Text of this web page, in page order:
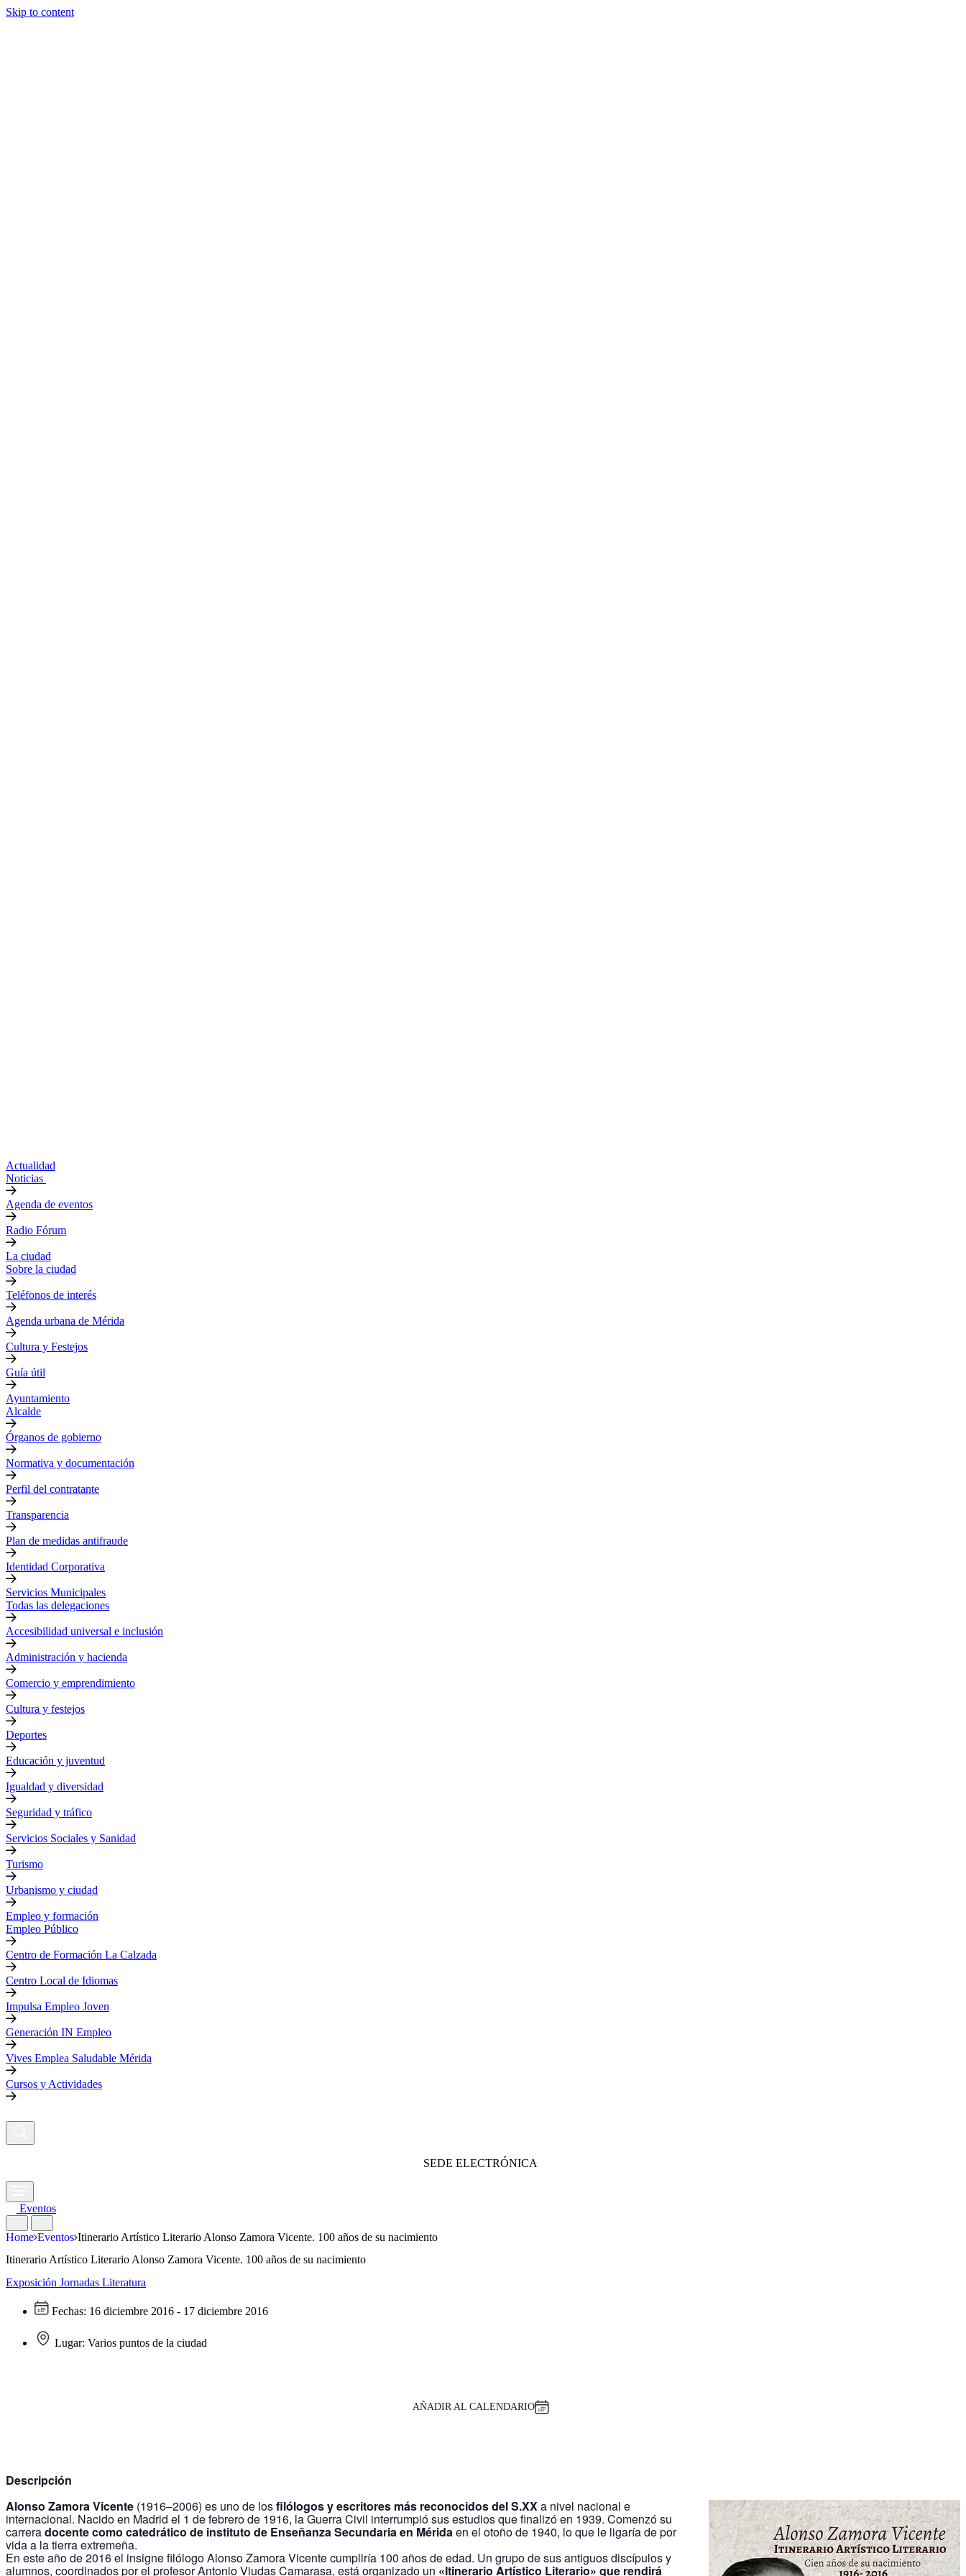
Skip to content
Actualidad
Noticias
Agenda de eventos
Radio Fórum
La ciudad
Sobre la ciudad
Teléfonos de interés
Agenda urbana de Mérida
Cultura y Festejos
Guía útil
Ayuntamiento
Alcalde
Órganos de gobierno
Normativa y documentación
Perfil del contratante
Transparencia
Plan de medidas antifraude
Identidad Corporativa
Servicios Municipales
Todas las delegaciones
Accesibilidad universal e inclusión
Administración y hacienda
Comercio y emprendimiento
Cultura y festejos
Deportes
Educación y juventud
Igualdad y diversidad
Seguridad y tráfico
Servicios Sociales y Sanidad
Turismo
Urbanismo y ciudad
Empleo y formación
Empleo Público
Centro de Formación La Calzada
Centro Local de Idiomas
Impulsa Empleo Joven
Generación IN Empleo
Vives Emplea Saludable Mérida
Cursos y Actividades
SEDE ELECTRÓNICA
Eventos
Home Eventos Itinerario Artístico Literario Alonso Zamora Vicente. 100 años de su nacimiento
Itinerario Artístico Literario Alonso Zamora Vicente. 100 años de su nacimiento
Exposición Jornadas Literatura
Fechas: 16 diciembre 2016 - 17 diciembre 2016
Lugar: Varios puntos de la ciudad
AÑADIR AL CALENDARIO
Descripción
Alonso Zamora Vicente (1916–2006) es uno de losfilólogos y escritores más reconocidos del S.XXa nivel nacional e
internacional. Nacido en Madrid el 1 de febrero de 1916, la Guerra Civil interrumpió sus estudios que finalizó en 1939. Comenzó su
carreradocente como catedrático de instituto de Enseñanza Secundaria en Méridaen el otoño de 1940, lo que le ligaría de por
vida a la tierra extremeña.
En este año de 2016 el insigne filólogo Alonso Zamora Vicente cumpliría 100 años de edad. Un grupo de sus antiguos discípulos y
alumnos, coordinados por el profesor Antonio Viudas Camarasa, está organizado un «Itinerario Artístico Literario» que rendirá